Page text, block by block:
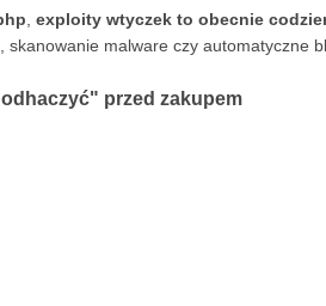
exploity wtyczek to obecnie
malware czy automatyczne
przed zakupem